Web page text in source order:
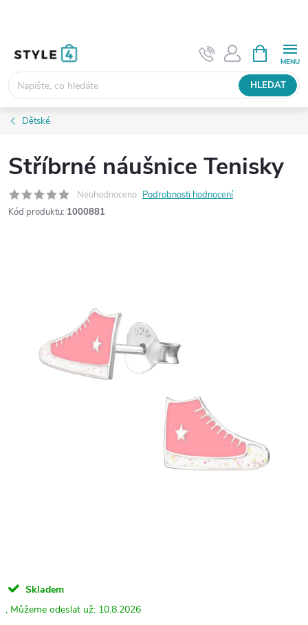
HLEDAT
NÁKUPNÍ
KOŠÍK
Dětské
Stříbrné náušnice Tenisky
Neohodnoceno Podrobnosti hodnocení
Kód produktu: 1000881
Skladem
10.8.2026